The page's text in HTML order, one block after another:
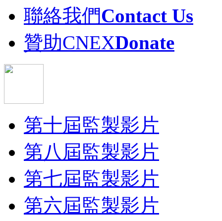
聯絡我們Contact Us
贊助CNEXDonate
第十屆監製影片
第八屆監製影片
第七屆監製影片
第六屆監製影片